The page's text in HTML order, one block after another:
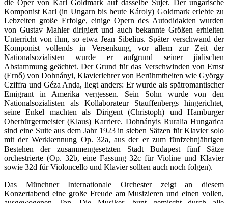
die Oper von Karl Goldmark auf dasselbe Sujet. Der ungarische
Komponist Karl (in Ungarn bis heute Károly) Goldmark erlebte zu
Lebzeiten große Erfolge, einige Opern des Autodidakten wurden
von Gustav Mahler dirigiert und auch bekannte Größen erhielten
Unterricht von ihm, so etwa Jean Sibelius. Später verschwand der
Komponist vollends in Versenkung, vor allem zur Zeit der
Nationalsozialisten wurde er aufgrund seiner jüdischen
Abstammung geächtet. Der Grund für das Verschwinden von Ernst
(Ernő) von Dohnányi, Klavierlehrer von Berühmtheiten wie György
Cziffra und Géza Anda, liegt anders: Er wurde als spätromantischer
Emigrant in Amerika vergessen. Sein Sohn wurde von den
Nationalsozialisten als Kollaborateur Stauffenbergs hingerichtet,
seine Enkel machten als Dirigent (Christoph) und Hamburger
Oberbürgermeister (Klaus) Karriere. Dohnányis Ruralia Hungarica
sind eine Suite aus dem Jahr 1923 in sieben Sätzen für Klavier solo
mit der Werkkennung Op. 32a, aus der er zum fünfzehnjährigen
Bestehen der zusammengesetzten Stadt Budapest fünf Sätze
orchestrierte (Op. 32b, eine Fassung 32c für Violine und Klavier
sowie 32d für Violoncello und Klavier sollten auch noch folgen).
Das Münchner Internationale Orchester zeigt an diesem
Konzertabend eine große Freude am Musizieren und einen vollen,